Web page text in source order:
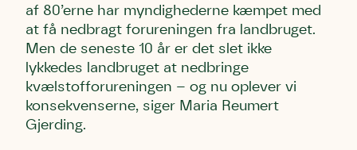
af 80’erne har myndighederne kæmpet med
at få nedbragt forureningen fra landbruget.
Men de seneste 10 år er det slet ikke
lykkedes landbruget at nedbringe
kvælstofforureningen – og nu oplever vi
konsekvenserne, siger Maria Reumert
Gjerding.